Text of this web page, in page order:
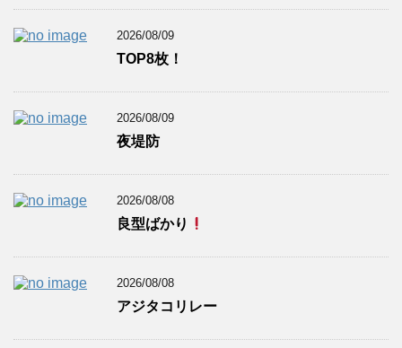
2026/08/09
TOP8枚！
2026/08/09
夜堤防
2026/08/08
良型ばかり
2026/08/08
アジタコリレー